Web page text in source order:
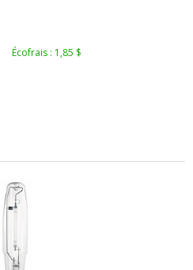
Écofrais : 1,85 $